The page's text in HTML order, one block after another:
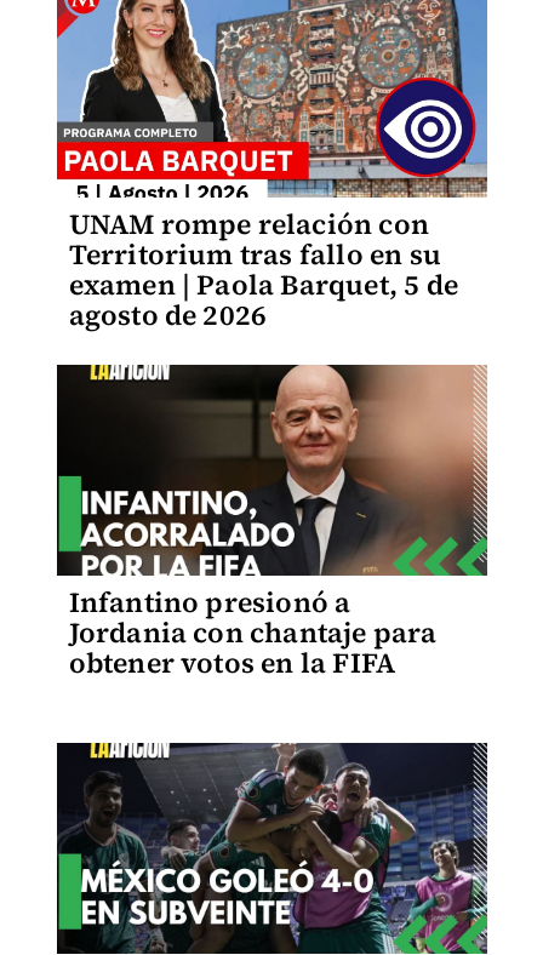
UNAM rompe relación con
Territorium tras fallo en su
examen | Paola Barquet, 5 de
agosto de 2026
Infantino presionó a
Jordania con chantaje para
obtener votos en la FIFA